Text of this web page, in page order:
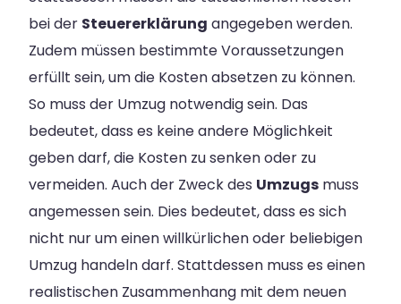
bei der Steuererklärung angegeben werden.
Zudem müssen bestimmte Voraussetzungen
erfüllt sein, um die Kosten absetzen zu können.
So muss der Umzug notwendig sein. Das
bedeutet, dass es keine andere Möglichkeit
geben darf, die Kosten zu senken oder zu
vermeiden. Auch der Zweck des Umzugs muss
angemessen sein. Dies bedeutet, dass es sich
nicht nur um einen willkürlichen oder beliebigen
Umzug handeln darf. Stattdessen muss es einen
realistischen Zusammenhang mit dem neuen